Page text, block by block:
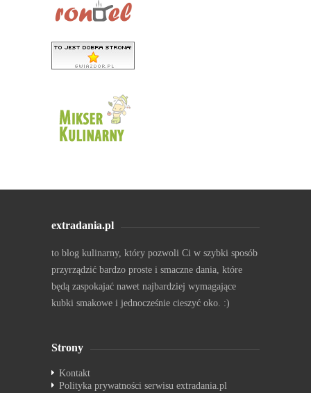
extradania.pl
to blog kulinarny, który pozwoli Ci w szybki sposób
przyrządzić bardzo proste i smaczne dania, które
będą zaspokajać nawet najbardziej wymagające
kubki smakowe i jednocześnie cieszyć oko. :)
Strony
Kontakt
Polityka prywatności serwisu extradania.pl